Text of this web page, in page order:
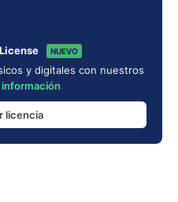
NUEVO
y digitales con nuestros
información
licencia